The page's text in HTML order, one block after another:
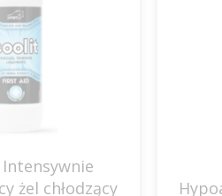
żel chłodzący